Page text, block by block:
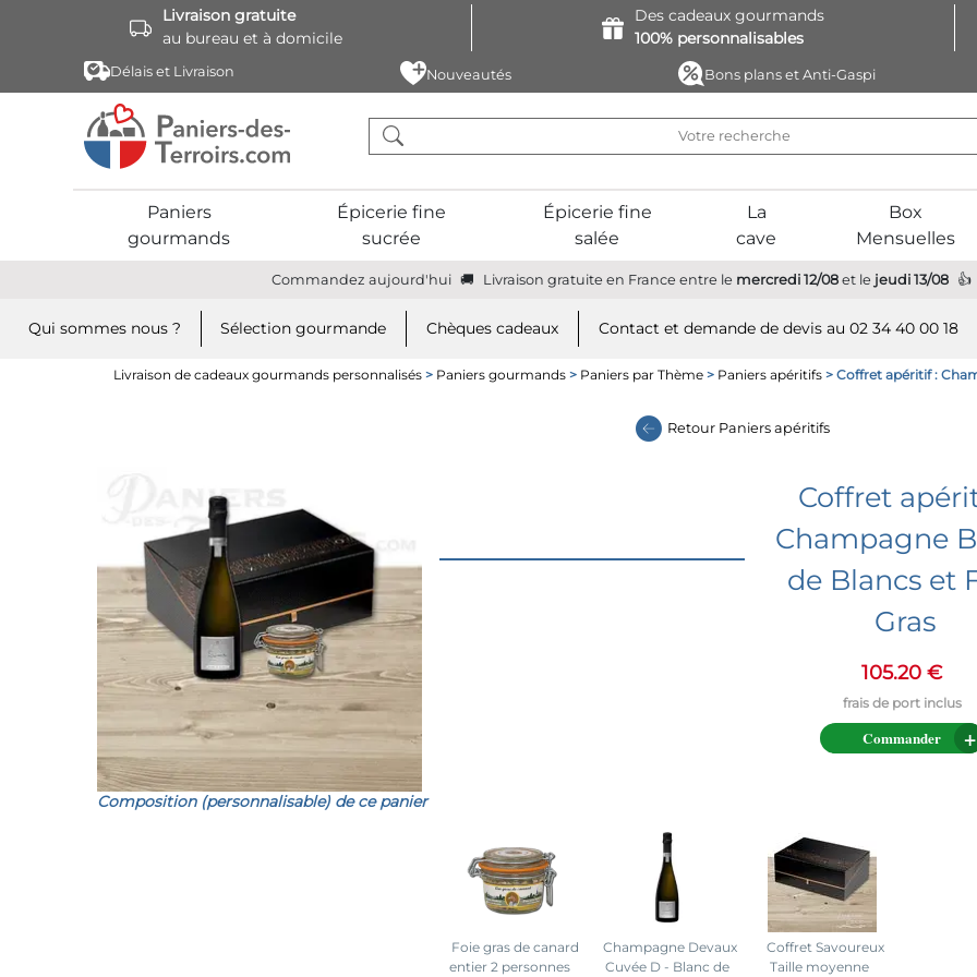
Livraison gratuite
au bureau et à domicile
Des cadeaux gourmands
100% personnalisables
Délais et Livraison Nouveautés Bons plans et Anti-Gaspi
Paniers
gourmands
Épicerie fine
sucrée
Épicerie fine
salée
La
cave
Box
Mensuelles
Commandez aujourd'hui Livraison gratuite en France entre le mercredi 12/08et le jeudi 13/08
Qui sommes nous ? Sélection gourmande Chèques cadeaux Contact et demande de devis au 02 34 40 00 18
Livraison de cadeaux gourmands personnalisés > Paniers gourmands > Paniers par Thème > Paniers apéritifs > Coffret apéritif :
Retour Paniers apéritifs
Coffret
Champagne
de Blancs et
Gras
105.20 €
Commander
Composition (personnalisable) de ce panier
Foie gras de canard
entier 2 personnes
Champagne Devaux
Cuvée D - Blanc de
Coffret Savoureux
Taille moyenne